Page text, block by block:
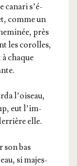
cana­ri s’é­
comme un
près
les corolles,
chaque
l’oi­seau,
eut l’im­
elle.
son bas
si majes­